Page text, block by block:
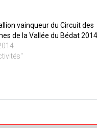
vainqueur du Circuit des
de la Vallée du Bédat 2014